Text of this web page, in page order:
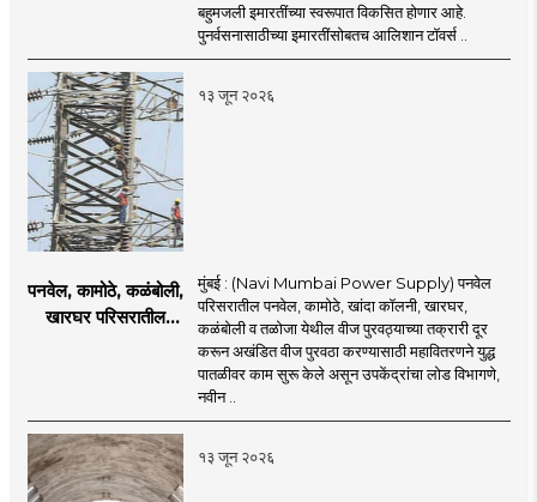
बहुमजली इमारतींच्या स्वरूपात विकसित होणार आहे.
पुनर्वसनासाठीच्या इमारतींसोबतच आलिशान टॉवर्स ..
१३ जून २०२६
पनवेल, कामोठे, कळंबोली,
खारघर परिसरातील
उपाययोजना
मुंबई : (Navi Mumbai Power Supply) पनवेल
परिसरातील पनवेल, कामोठे, खांदा कॉलनी, खारघर,
कळंबोली व तळोजा येथील वीज पुरवठ्याच्या तक्रारी दूर
करून अखंडित वीज पुरवठा करण्यासाठी महावितरणने युद्ध
पातळीवर काम सुरू केले असून उपकेंद्रांचा लोड विभागणे,
नवीन ..
१३ जून २०२६